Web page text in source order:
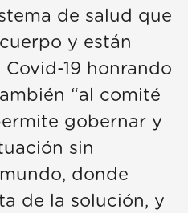
de salud que
y están
19 honrando
“al comité
gobernar y
sin
donde
de la solución, y